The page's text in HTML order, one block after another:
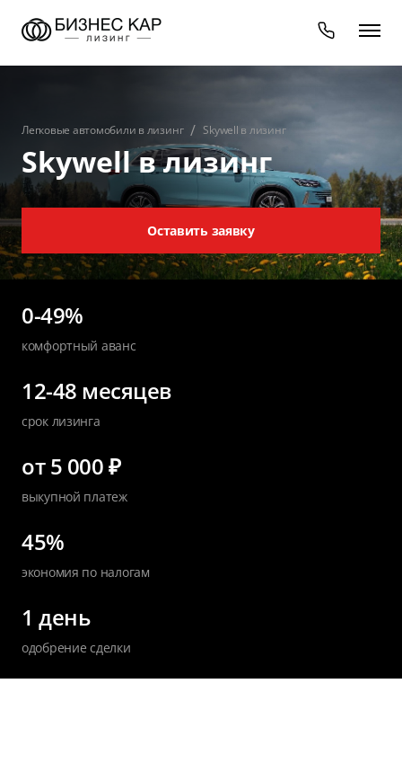
Легковые автомобили в лизинг Skywell в лизинг
Skywell в лизинг
Оставить заявку
0-49%
комфортный аванс
12-48 месяцев
срок лизинга
от 5 000 ₽
выкупной платеж
45%
экономия по налогам
1 день
одобрение сделки